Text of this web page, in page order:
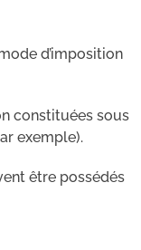
d’imposition
constituées sous
exemple).
être possédés